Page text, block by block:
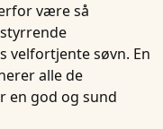
være så
velfortjente søvn. En
alle de
en god og sund